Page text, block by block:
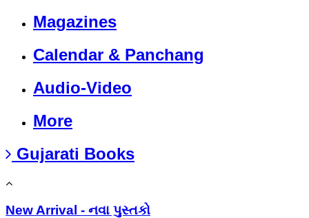
Magazines
Calendar & Panchang
Audio-Video
More
Gujarati Books
New Arrival - નવા પુસ્તકો